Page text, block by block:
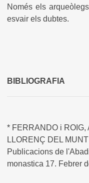
Només els
esvair els dubtes.
BIBLIOGRAFIA
* FERRANDO i
LLORENÇ DEL
Publicacions de
monastica 17. Febrer